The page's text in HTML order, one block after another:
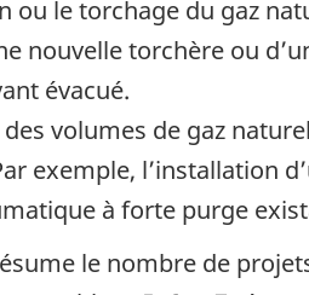
ou le torchage du gaz
nouvelle torchère ou
évacué.
des volumes de gaz
exemple, l’installation
à forte purge
le nombre de